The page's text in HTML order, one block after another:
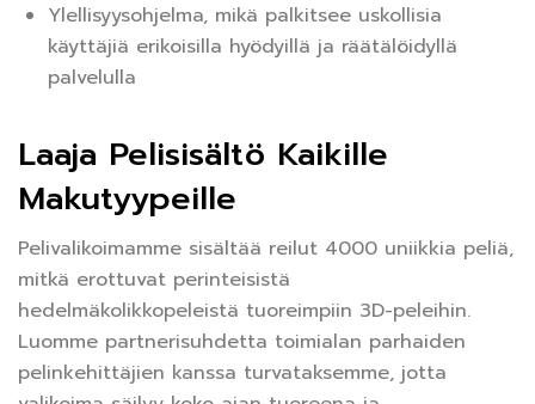
Ylellisyysohjelma, mikä palkitsee uskollisia
käyttäjiä erikoisilla hyödyillä ja räätälöidyllä
palvelulla
Laaja Pelisisältö Kaikille
Makutyypeille
Pelivalikoimamme sisältää reilut 4000 uniikkia peliä,
mitkä erottuvat perinteisistä
hedelmäkolikkopeleistä tuoreimpiin 3D-peleihin.
Luomme partnerisuhdetta toimialan parhaiden
pelinkehittäjien kanssa turvataksemme, jotta